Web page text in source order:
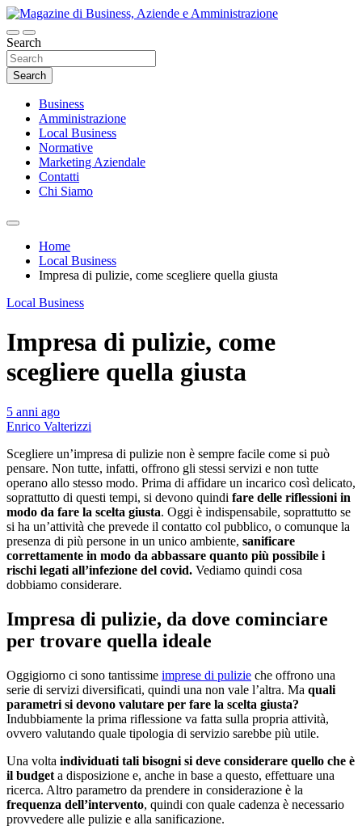
Skip
to
content
Magazine di Business, Aziende e
Amministrazione
Search
Search
Business
Amministrazione
Local Business
Normative
Marketing Aziendale
Contatti
Chi Siamo
Home
Local Business
Impresa di pulizie, come scegliere quella giusta
Local Business
Impresa di pulizie, come
scegliere quella giusta
5 anni ago
Enrico Valterizzi
Scegliere un’impresa di pulizie non è sempre facile come si può
pensare. Non tutte, infatti, offrono gli stessi servizi e non tutte
operano allo stesso modo. Prima di affidare un incarico così delicato,
soprattutto di questi tempi, si devono quindi fare delle riflessioni in
modo da fare la scelta giusta. Oggi è indispensabile, soprattutto se
si ha un’attività che prevede il contatto col pubblico, o comunque la
presenza di più persone in un unico ambiente, sanificare
correttamente in modo da abbassare quanto più possibile i
rischi legati all’infezione del covid. Vediamo quindi cosa
dobbiamo considerare.
Impresa di pulizie, da dove cominciare
per trovare quella ideale
Oggigiorno ci sono tantissime imprese di pulizie che offrono una
serie di servizi diversificati, quindi una non vale l’altra. Ma quali
parametri si devono valutare per fare la scelta giusta?
Indubbiamente la prima riflessione va fatta sulla propria attività,
ovvero valutando quale tipologia di servizio sarebbe più utile.
Una volta individuati tali bisogni si deve considerare quello che è
il budget a disposizione e, anche in base a questo, effettuare una
ricerca. Altro parametro da prendere in considerazione è la
frequenza dell’intervento, quindi con quale cadenza è necessario
provvedere alle pulizie e alla sanificazione.